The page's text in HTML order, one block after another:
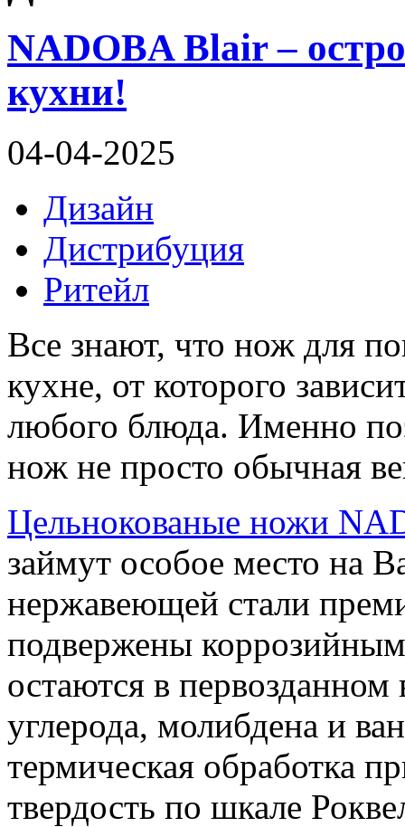
NADOBA Blair –
кухни!
04-04-2025
Дизайн
Дистрибуция
Ритейл
Все знают, что нож для
кухне, от которого
любого блюда. Именно
нож не просто обычная
Цельнокованые ножи
займут особое место на
нержавеющей стали
подвержены
остаются в
углерода, молибдена и
термическая обработка
твердость по шкале